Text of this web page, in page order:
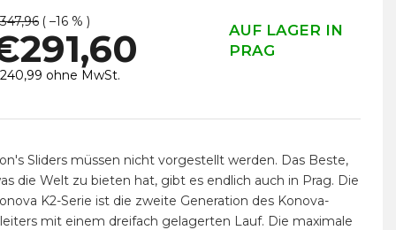
( –16 % )
AUF LAGER IN
PRAG
ohne MwSt.
Sliders müssen nicht vorgestellt werden. Das Beste,
die Welt zu bieten hat, gibt es endlich auch in Prag. Die
K2-Serie ist die zweite Generation des Konova-
mit einem dreifach gelagerten Lauf. Die maximale